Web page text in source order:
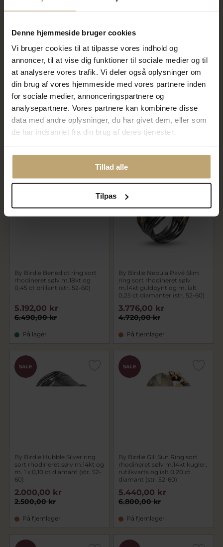
Denne hjemmeside bruger cookies
Vi bruger cookies til at tilpasse vores indhold og
annoncer, til at vise dig funktioner til sociale medier og til
at analysere vores trafik. Vi deler også oplysninger om
din brug af vores hjemmeside med vores partnere inden
for sociale medier, annonceringspartnere og
analysepartnere. Vores partnere kan kombinere disse
data med andre oplysninger, du har givet dem, eller som
de har indsamlet fra din brug af deres tjenester.
Tillad alle
Tilpas
By Birdie Kepler ring sort
rhodineret sølv m.14kt, keshi
perler og m. ialt 0,10 ct brillant
(str. 52-60)
11.300,00 kr
9.040,00 kr
By Birdie Zeus Plain ring sort
rhodineret sølv m.14kt
guldkugler (str. 52-60)
3.600,00 kr
2.880,00 kr
SALE
By Birdie Benedict ring sort
rhodineret sølv m.18kt og
0,45 ct brillant (str. 52-60)
6.490,00 kr
5.192,00 kr
På lager
SALE
By Birdie Nebula Pavé Slim
ring sort rhodineret sølv
m.14kt guldpynt og m. ialt
0,25 ct diamanter (str. 52-60)
4.720,00 kr
3.776,00 kr
På fjernlager
SALE
By Birdie Hubble Silver ring
sort rhodineret sølv m.14kt og
m. 1 x 0,10 ct diamant (str. 52-
60)
2.500,00 kr
2.000,00 kr
På fjernlager
SALE
By Birdie Gili Sun Ring sort
rhodineret sølv m.14kt kugler,
rutilkvarts og ialt 0,20 ct
diamant (str. 52-60)
6.800,00 kr
5.440,00 kr
På fjernlager